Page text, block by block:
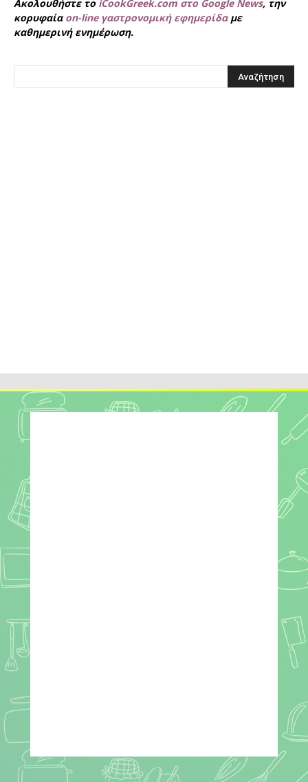
Ακολουθήστε το iCookGreek.com στο Google News, την
κορυφαία on-line γαστρονομική εφημερίδαμε
καθημερινή ενημέρωση.